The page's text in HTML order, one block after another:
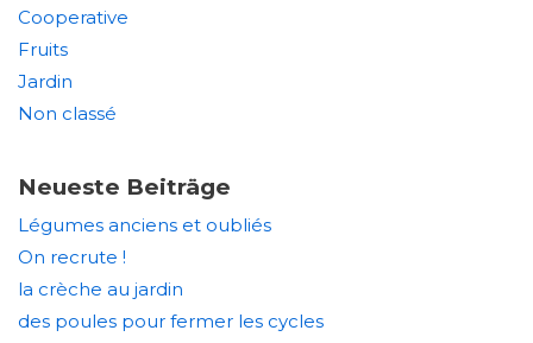
Cooperative
Fruits
Jardin
Non classé
Neueste Beiträge
Légumes anciens et oubliés
On recrute !
la crèche au jardin
des poules pour fermer les cycles